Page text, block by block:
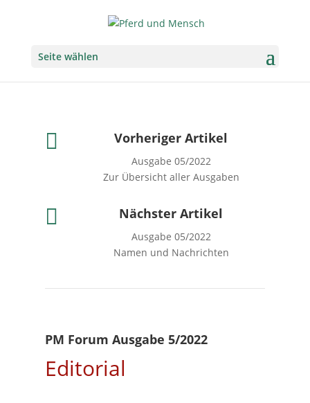
Seite wählen
 Vorheriger Artikel
Ausgabe 05/2022
Zur Übersicht aller Ausgaben
 Nächster Artikel
Ausgabe 05/2022
Namen und Nachrichten
PM Forum Ausgabe 5/2022
Editorial